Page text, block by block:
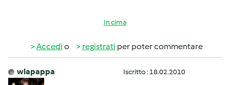
In cima
Accedi o registrati per poter commentare
wlapappa Iscritto : 18.02.2010